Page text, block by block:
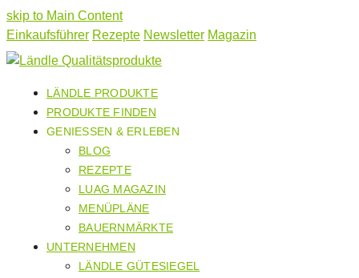
skip to Main Content
Einkaufsführer Rezepte Newsletter Magazin
LÄNDLE PRODUKTE
PRODUKTE FINDEN
GENIESSEN & ERLEBEN
BLOG
REZEPTE
LUAG MAGAZIN
MENÜPLÄNE
BAUERNMÄRKTE
UNTERNEHMEN
LÄNDLE GÜTESIEGEL